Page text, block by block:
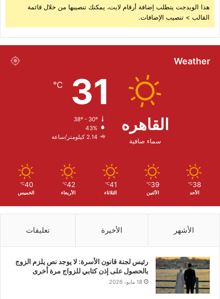
هذا الويدجت يتطلب إضافة أرقام لايت، يمكنك تنصيبها من خلال قائمة
القالب > تنصيب الإضافات.
Weather
القاهره
سماء صافية
31
℃
38º - 30º
43%
2.14 كيلومتر/ساعة
38
℃
الأحد
39
℃
الأثنين
41
℃
الثلاثاء
42
℃
الأربعاء
40
℃
الخميس
الأشهر الأخيرة تعليقات
رئيس لجنة قانون الأسرة: لا يوجد نص يلزم الزوج
بالحصول على إذن كتابي للزواج مرة أخرى
18 مايو، 2026